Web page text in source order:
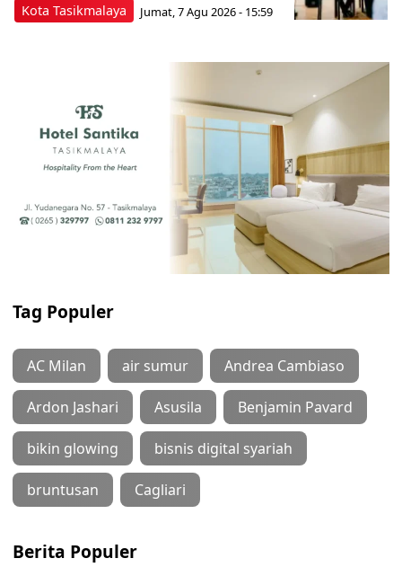
Kota Tasikmalaya Jumat, 7 Agu 2026 - 15:59
Tag Populer
AC Milan air sumur Andrea Cambiaso
Ardon Jashari Asusila Benjamin Pavard
bikin glowing bisnis digital syariah
bruntusan Cagliari
Berita Populer